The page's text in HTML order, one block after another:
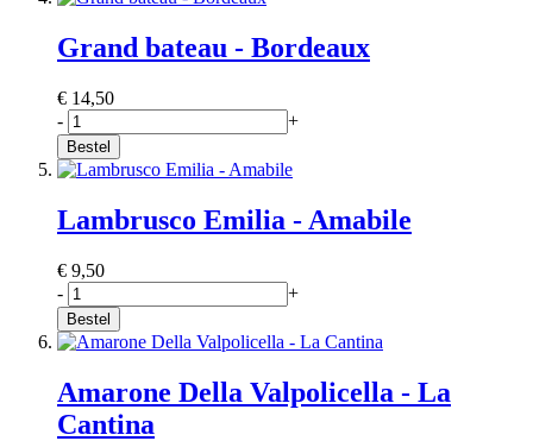
Grand bateau - Bordeaux
€ 14,50
-
+
Bestel
Lambrusco Emilia - Amabile
€ 9,50
-
+
Bestel
Amarone Della Valpolicella - La
Cantina